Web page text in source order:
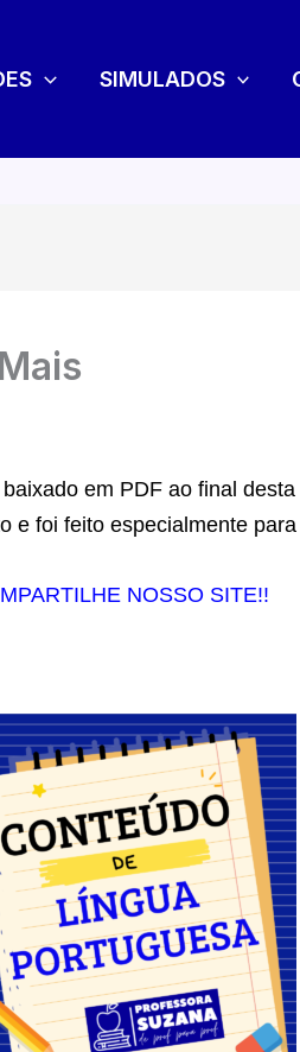
SIMULADOS
em PDF ao final
e foi feito especialmente
NOSSO SITE!!